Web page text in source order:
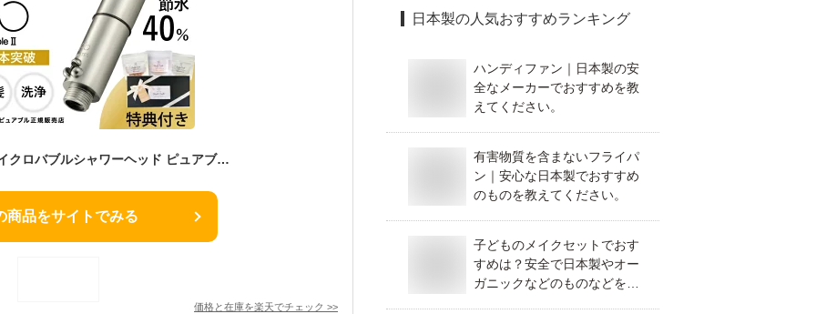
【ポイント10倍】 マイクロバブルシャワーヘッド ピュアブル II マイクロバブル シャワーヘッド ピュアブル2 マイクロ バブル シャワー ヘッド マイクロシャワーヘッド プレゼント ギフト ヘッドスパ 節水シャワーヘッド 美容 日本製 節水シャワー バブルシャワーヘッド
商品をサイトでみる
価格と在庫を楽天でチェック >>
日本製の人気おすすめランキング
ハンディファン｜日本製の安
全なメーカーでおすすめを教
えてください。
有害物質を含まないフライパ
ン｜安心な日本製でおすすめ
のものを教えてください。
子どものメイクセットでおす
すめは？安全で日本製やオー
ガニックなどのものなどを教